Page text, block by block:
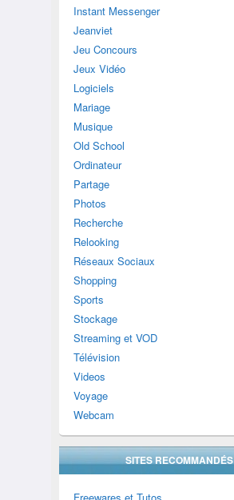
Instant Messenger
Jeanviet
Jeu Concours
Jeux Vidéo
Logiciels
Mariage
Musique
Old School
Ordinateur
Partage
Photos
Recherche
Relooking
Réseaux Sociaux
Shopping
Sports
Stockage
Streaming et VOD
Télévision
Videos
Voyage
Webcam
SITES RECOMMANDÉS